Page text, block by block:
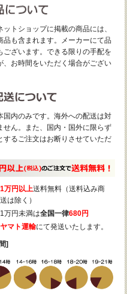
ットショップに掲載の商品には、
品も含まれます。メーカーにて品
ございます。できる限りの手配を
、お時間をいただく場合がござい
国内のみです。海外への配送は対
せん。また、国内・国外に限らず
するご注文はお断りさせていただ
1万円以上送料無料（送料込み商
は除く）
万円未満は全国一律680円
ヤマト運輸にて発送いたします。
]